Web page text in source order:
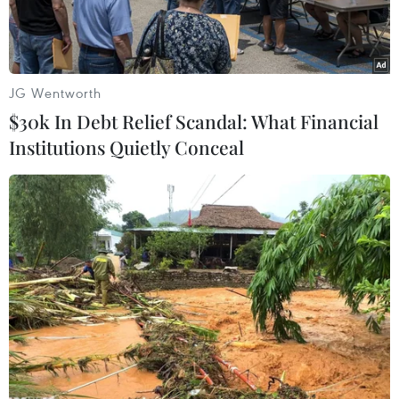
vũ khí.
Tang vật được lực lượng hải quan thu giữ. (Ảnh: Anh
Tuấn/TTXVN)
Chiều 23/11, Chi cục Hải quan sân bay Quốc tế
Tân Sơn Nhất, Cục Hải quan Thành phố Hồ Chí
JG Wentworth
$30k In Debt Relief Scandal: What Financial
Institutions Quietly Conceal